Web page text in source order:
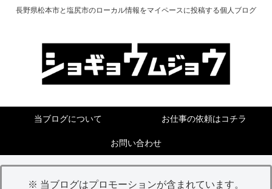
長野県松本市と塩尻市のローカル情報をマイペースに投稿する個人ブログ
当ブログについて お仕事の依頼はコチラ
お問い合わせ
※ 当ブログはプロモーションが含まれています。